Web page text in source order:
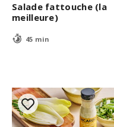
Salade fattouche (la
meilleure)
45 min